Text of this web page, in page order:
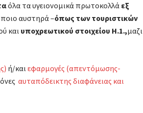
όλα τα υγειονομικά πρωτοκολλά εξ
αυστηρά –όπως των τουριστικών
καιυποχρεωτικού στοιχείου Η.1.,μαζι
ή/καιεφαρμογές (απεντόμωσης-
αυταπόδεικτης διαφάνειας και